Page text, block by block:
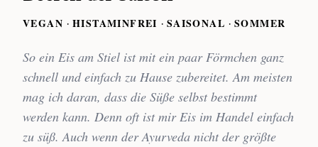
VEGAN · HISTAMINFREI · SAISONAL · SOMMER
So ein Eis am Stiel ist mit ein paar Förmchen ganz
schnell und einfach zu Hause zubereitet. Am meisten
mag ich daran, dass die Süße selbst bestimmt
werden kann. Denn oft ist mir Eis im Handel einfach
zu süß. Auch wenn der Ayurveda nicht der größte